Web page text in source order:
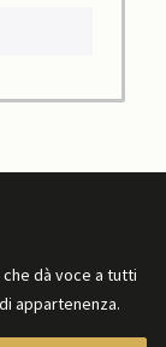
dà voce a tutti
appartenenza.